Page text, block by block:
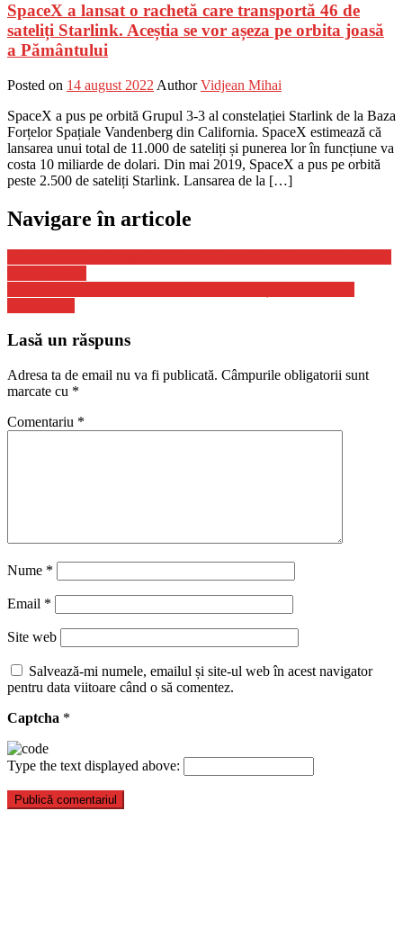
SpaceX a lansat o rachetă care transportă 46 de
sateliți Starlink. Aceștia se vor așeza pe orbita joasă
a Pământului
Posted on 14 august 2022 Author Vidjean Mihai
SpaceX a pus pe orbită Grupul 3-3 al constelației Starlink de la Baza
Forțelor Spațiale Vandenberg din California. SpaceX estimează că
lansarea unui total de 11.000 de sateliți și punerea lor în funcțiune va
costa 10 miliarde de dolari. Din mai 2019, SpaceX a pus pe orbită
peste 2.500 de sateliți Starlink. Lansarea de la […]
Navigare în articole
Lasă un răspuns
Adresa ta de email nu va fi publicată. Câmpurile obligatorii sunt
marcate cu *
Comentariu *
Nume *
Email *
Site web
Salvează-mi numele, emailul și site-ul web în acest navigator
pentru data viitoare când o să comentez.
Captcha *
Type the text displayed above: